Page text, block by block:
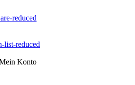
Konto